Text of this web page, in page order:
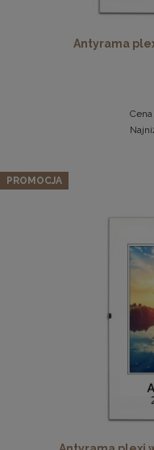
Komplet 5
Cena
Antyrama
PROMOCJA